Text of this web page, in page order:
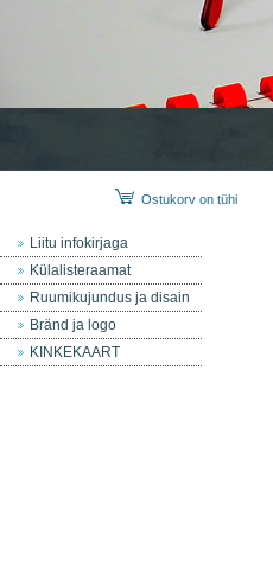
Ostukorv on tühi
Liitu infokirjaga
Külalisteraamat
Ruumikujundus ja disain
Bränd ja logo
KINKEKAART